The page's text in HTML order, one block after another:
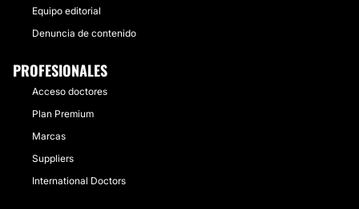
Equipo editorial
Denuncia de contenido
PROFESIONALES
Acceso doctores
Plan Premium
Marcas
Suppliers
International Doctors